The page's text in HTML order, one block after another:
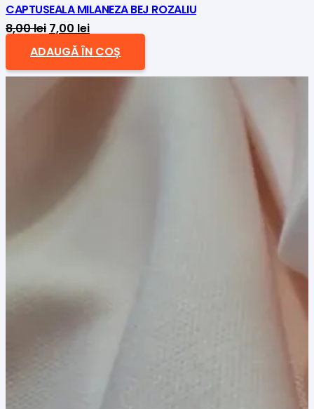
CAPTUSEALA MILANEZA BEJ ROZALIU
8,00lei Prețul
inițial
a
7,00 leiPrețul
curent
este:
ADAUGĂ ÎN COȘ